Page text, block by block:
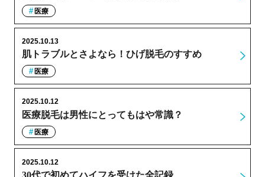
医療
肌トラブルとさよなら！ひげ脱毛のすすめ
2025.10.13
医療
医療脱毛は男性にとってもはや常識？
2025.10.12
医療
30代で初めてハイフを受けた全記録
2025.10.12